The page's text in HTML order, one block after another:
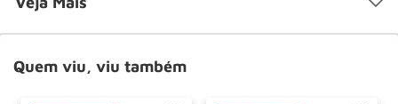
Quem viu, viu também